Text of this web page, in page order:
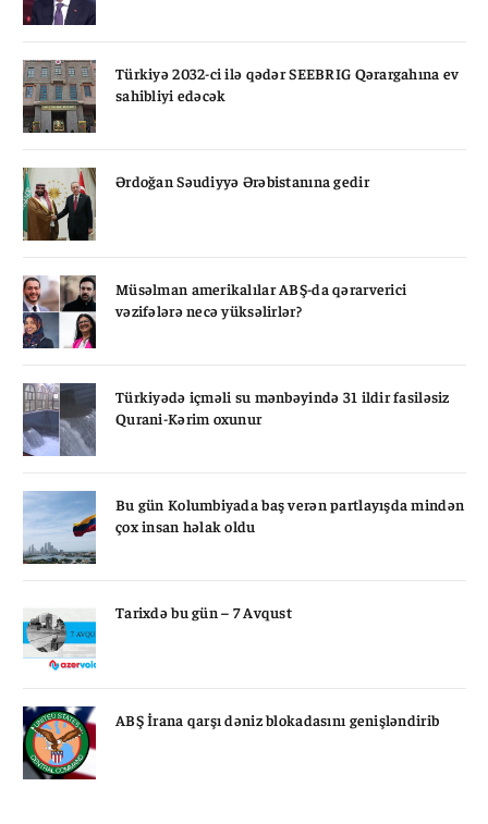
Türkiyə 2032-ci ilə qədər SEEBRIG Qərargahına ev
sahibliyi edəcək
Ərdoğan Səudiyyə Ərəbistanına gedir
Müsəlman amerikalılar ABŞ-da qərarverici
vəzifələrə necə yüksəlirlər?
Türkiyədə içməli su mənbəyində 31 ildir fasiləsiz
Qurani-Kərim oxunur
Bu gün Kolumbiyada baş verən partlayışda mindən
çox insan həlak oldu
Tarixdə bu gün – 7 Avqust
ABŞ İrana qarşı dəniz blokadasını genişləndirib